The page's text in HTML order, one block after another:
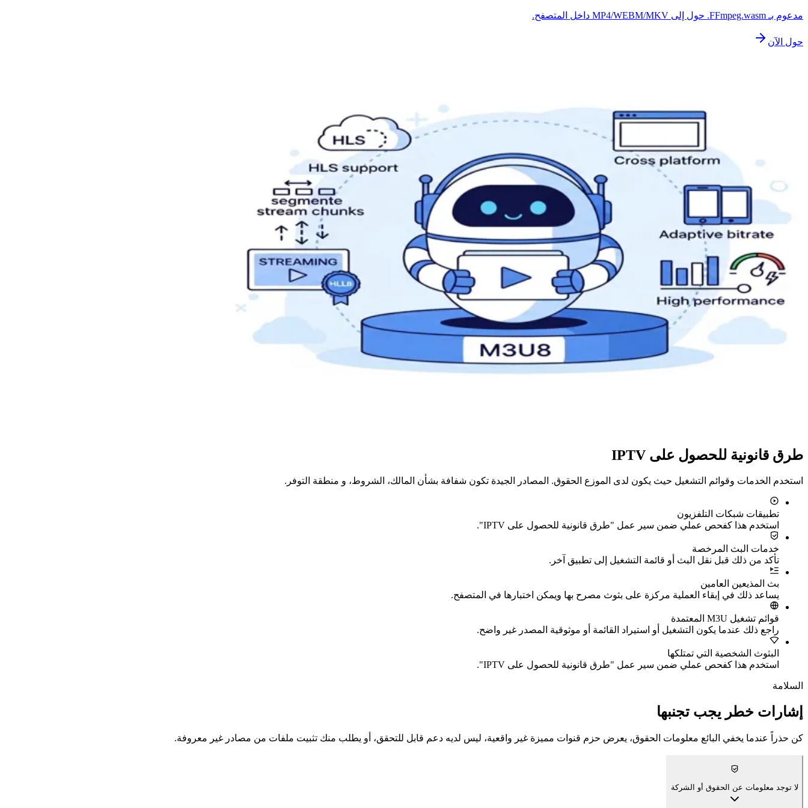
مدعوم بـ FFmpeg.wasm. حول إلى MP4/WEBM/MKV داخل المتصفح.
حول الآن
طرق قانونية للحصول على IPTV
استخدم الخدمات وقوائم التشغيل حيث يكون لدى الموزع الحقوق. المصادر الجيدة تكون شفافة بشأن المالك، الشروط، و منطقة التوفر.
تطبيقات شبكات التلفزيون
استخدم هذا كفحص عملي ضمن سير عمل "طرق قانونية للحصول على IPTV".
خدمات البث المرخصة
تأكد من ذلك قبل نقل البث أو قائمة التشغيل إلى تطبيق آخر.
بث المذيعين العامين
يساعد ذلك في إبقاء العملية مركزة على بثوث مصرح بها ويمكن اختبارها في المتصفح.
قوائم تشغيل M3U المعتمدة
راجع ذلك عندما يكون التشغيل أو استيراد القائمة أو موثوقية المصدر غير واضح.
البثوث الشخصية التي تمتلكها
استخدم هذا كفحص عملي ضمن سير عمل "طرق قانونية للحصول على IPTV".
السلامة
إشارات خطر يجب تجنبها
كن حذراً عندما يخفي البائع معلومات الحقوق، يعرض حزم قنوات مميزة غير واقعية، ليس لديه دعم قابل للتحقق، أو يطلب منك تثبيت ملفات من مصادر غير معروفة.
لا توجد معلومات عن الحقوق أو الشركة